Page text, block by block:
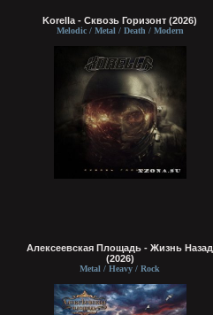
Korella - Сквозь Горизонт (2026)
Melodic / Metal / Death / Modern
Алексеевская Площадь - Жизнь Назад
(2026)
Metal / Heavy / Rock